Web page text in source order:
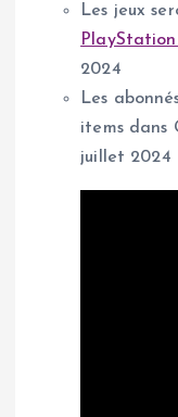
Les jeux
2024
Les
items dans
juillet 2024